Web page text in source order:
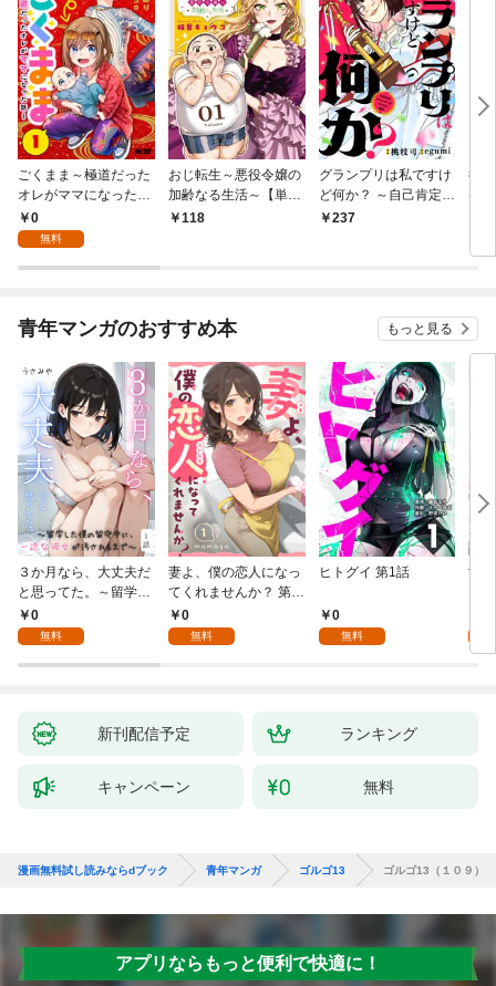
ごくまま～極道だった
オレがママになった話
～【単話】（１）
0
無料
おじ転生～悪役令嬢の
加齢なる生活～【単
話】（１）
118
グランプリは私ですけ
ど何か？ ～自己肯定モ
ンスターのミスコン無
237
後
は
青年マンガのおすすめ本 もっと見る
３か月なら、大丈夫だ
と思ってた。～留学し
た僕の留守中に、一途
な彼女が汚されるまで
0
無料
妻よ、僕の恋人になっ
てくれませんか？ 第1
話0
無料
ヒトグイ 第1話
0
無料
世
新刊配信予定 ランキング
キャンペーン 無料
漫画無料試し読みならdブック 青年マンガ ゴルゴ13 ゴルゴ13（１０９）
アプリならもっと便利で快適に！